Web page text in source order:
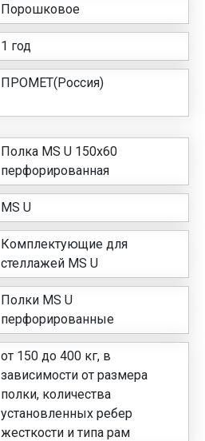
Порошковое
1 год
ПРОМЕТ(Россия)
Полка MS U 150х60
перфорированная
MS U
Комплектующие для
стеллажей MS U
Полки MS U
перфорированные
от 150 до 400 кг, в
зависимости от размера
полки, количества
установленных ребер
жесткости и типа рам